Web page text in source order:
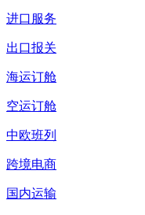
进口服务
出口报关
海运订舱
空运订舱
中欧班列
跨境电商
国内运输